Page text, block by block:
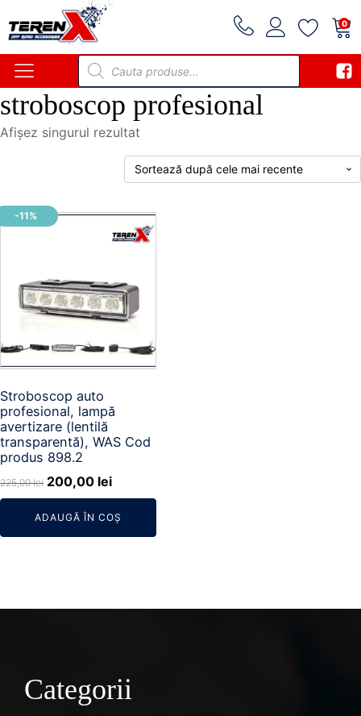
0
Products
search
stroboscop profesional
Afișez singurul rezultat
-11%
Stroboscop auto
profesional, lampă
avertizare (lentilă
transparentă), WAS Cod
produs 898.2
225,00lei Prețul
inițial
a
fost:
200,00 leiPrețul
curent
este:
200,00 lei.
ADAUGĂ ÎN COȘ
Categorii